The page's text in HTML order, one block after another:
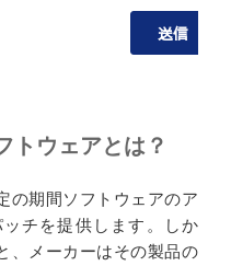
guide/en-US/advisory/CVE-
guide/en-US/advisory/CVE-
トウェアとは？
の期間ソフトウェアのア
チを提供します。しか
、メーカーはその製品の